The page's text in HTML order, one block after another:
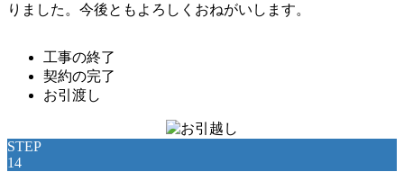
りました。今後ともよろしくおねがいします。
工事の終了
契約の完了
お引渡し
STEP
14